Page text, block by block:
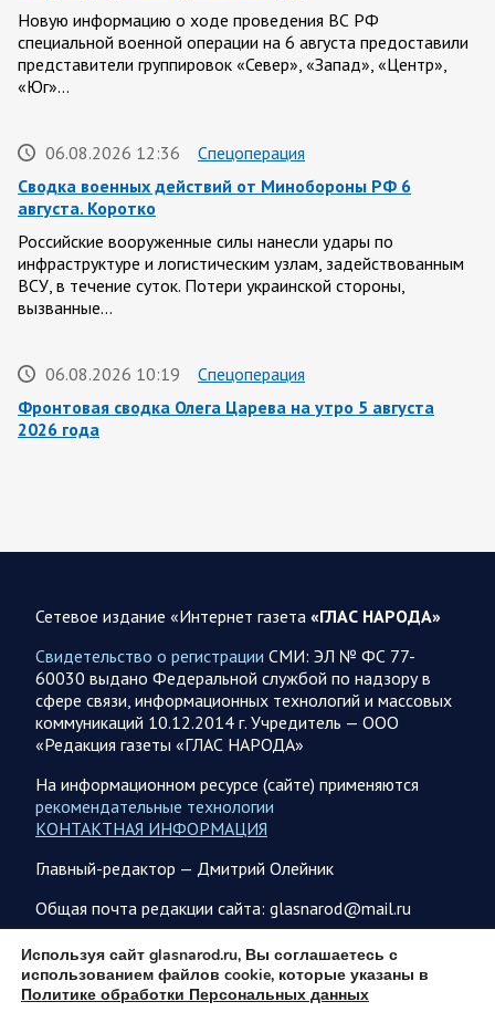
Новую информацию о ходе проведения ВС РФ
специальной военной операции на 6 августа предоставили
представители группировок «Север», «Запад», «Центр»,
«Юг»…
06.08.2026 12:36
Спецоперация
Сводка военных действий от Минобороны РФ 6
августа. Коротко
Российские вооруженные силы нанесли удары по
инфраструктуре и логистическим узлам, задействованным
ВСУ, в течение суток. Потери украинской стороны,
вызванные…
06.08.2026 10:19
Спецоперация
Фронтовая сводка Олега Царева на утро 5 августа
2026 года
Украинские террористы продолжают убивать мирное
население приграничных районов. Данные на 6 августа
За прошедшие сутки армия трусов и убийц, будучи не в
силах ничего противопоставить на поле боя, атаковала
гражданское население Белгородской…
06.08.2026 07:49
Спецоперация
Сводка на утро 6 августа 2026 года от Двух майоров
В Ярославле после налета перекрыто движение по
Московскому проспекту, изменена работы общественного
транспорта. Судя по записям с кналов противника, его…
06.08.2026 07:46
Курская область
Обстановка в Курском приграничье на утро 6 августа
Сетевое издание «Интернет газета «ГЛАС НАРОДА»
Свидетельство о регистрации СМИ: ЭЛ № ФС 77-
60030 выдано Федеральной службой по надзору в
сфере связи, информационных технологий и массовых
коммуникаций 10.12.2014 г. Учредитель — ООО
«Редакция газеты «ГЛАС НАРОДА»
На информационном ресурсе (сайте) применяются
рекомендательные технологии
КОНТАКТНАЯ ИНФОРМАЦИЯ
Главный-редактор — Дмитрий Олейник
Общая почта редакции сайта: glasnarod@mail.ru
ПОДПИСКА
Используя сайт glasnarod.ru, Вы соглашаетесь с
использованием файлов cookie, которые указаны в
Политике обработки Персональных данных